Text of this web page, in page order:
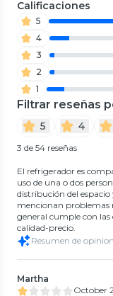
Calificaciones
5
4
3
2
1
Filtrar reseñas
5 4
3 de 54 reseñas
El refrigerador es
uso de una o dos
distribución del
mencionan problemas
general cumple con
calidad-precio.
Resumen de
Martha
October